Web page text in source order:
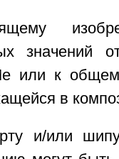
значений
или к
в
и/или